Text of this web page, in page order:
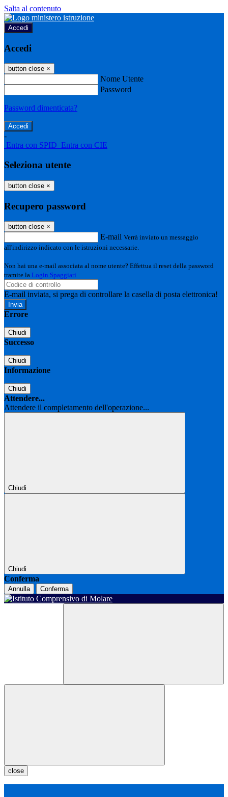
Salta al contenuto
Accedi
Accedi
button close ×
Nome Utente
Password
Password dimenticata?
-
Entra con SPID Entra con CIE
Seleziona utente
button close ×
Recupero password
button close ×
E-mail Verrà inviato un messaggio
all'indirizzo indicato con le istruzioni necessarie.
Non hai una e-mail associata al nome utente? Effettua il reset della password
tramite la Login Spaggiari
E-mail inviata, si prega di controllare la casella di posta elettronica!
Errore
Chiudi
Successo
Chiudi
Informazione
Chiudi
Attendere...
Attendere il completamento dell'operazione...
Chiudi
Chiudi
Conferma
Annulla Conferma
close